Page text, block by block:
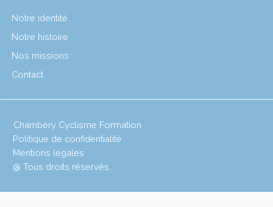
Notre identité
Notre histoire
Nos missions
Contact
Chambéry Cyclisme Formation
Politique de confidentialité
Mentions légales
@ Tous droits réservés